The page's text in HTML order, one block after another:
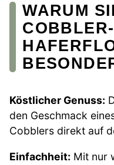
WARUM
Köstlicher Genuss:
den Geschmack
Cobblers direkt auf
Einfachheit: Mit nur